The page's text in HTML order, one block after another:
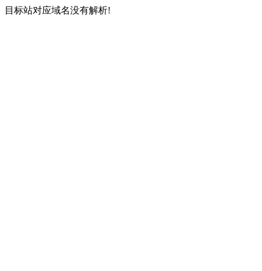
目标站对应域名没有解析!